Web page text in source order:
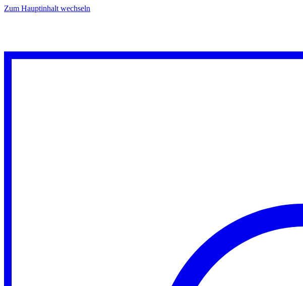
Zum Hauptinhalt wechseln